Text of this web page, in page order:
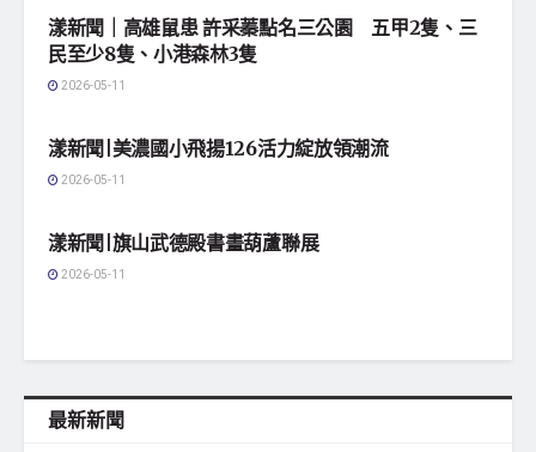
漾新聞｜高雄鼠患 許采蓁點名三公園 五甲2隻、三
民至少8隻、小港森林3隻
2026-05-11
漾新聞|美濃國小飛揚126活力綻放領潮流
2026-05-11
漾新聞|旗山武德殿書畫葫蘆聯展
2026-05-11
最新新聞